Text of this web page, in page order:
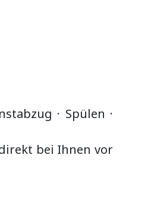
· Spülen ·
bei Ihnen vor